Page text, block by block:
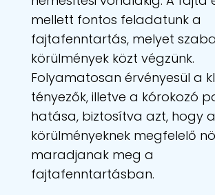
mellett fontos feladatunk a
fajtafenntartás, melyet
körülmények közt végzünk.
Folyamatosan érvényesül a
tényezők, illetve a kórokozó
hatása, biztosítva azt, hogy
körülményeknek megfelelő
maradjanak meg a
fajtafenntartásban.